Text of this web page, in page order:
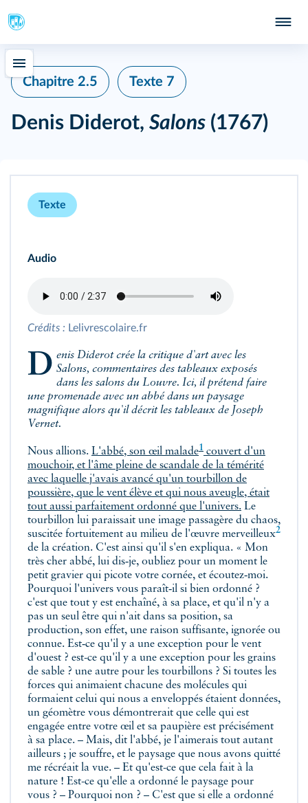
Chapitre 2.5 Texte 7
Denis Diderot, Salons (1767)
Texte
Audio
Crédits : Lelivrescolaire.fr
Denis Diderot crée la critique d'art avec les
Salons, commentaires des tableaux exposés
dans les salons du Louvre. Ici, il prétend faire
une promenade avec un abbé dans un paysage
magnifique alors qu'il décrit les tableaux de Joseph
Vernet.
Nous allions. L'abbé, son œil malade1 couvert d'un
mouchoir, et l'âme pleine de scandale de la témérité
avec laquelle j'avais avancé qu'un tourbillon de
poussière, que le vent élève et qui nous aveugle, était
tout aussi parfaitement ordonné que l'univers. Le
tourbillon lui paraissait une image passagère du chaos,
suscitée fortuitement au milieu de l'œuvre merveilleux2
de la création. C'est ainsi qu'il s'en expliqua. « Mon
très cher abbé, lui dis‑je, oubliez pour un moment le
petit gravier qui picote votre cornée, et écoutez‑moi.
Pourquoi l'univers vous paraît‑il si bien ordonné ?
c'est que tout y est enchaîné, à sa place, et qu'il n'y a
pas un seul être qui n'ait dans sa position, sa
production, son effet, une raison suffisante, ignorée ou
connue. Est‑ce qu'il y a une exception pour le vent
d'ouest ? est-ce qu'il y a une exception pour les grains
de sable ? une autre pour les tourbillons ? Si toutes les
forces qui animaient chacune des molécules qui
formaient celui qui nous a enveloppés étaient données,
un géomètre vous démontrerait que celle qui est
engagée entre votre œil et sa paupière est précisément
à sa place. – Mais, dit l'abbé, je l'aimerais tout autant
ailleurs ; je souffre, et le paysage que nous avons quitté
me récréait la vue. – Et qu'est-ce que cela fait à la
nature ! Est-ce qu'elle a ordonné le paysage pour
vous ? – Pourquoi non ? – C'est que si elle a ordonné